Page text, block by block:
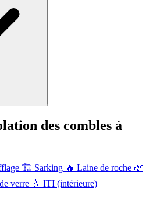
des combles à
🏗️ Sarking 🔥 Laine de roche 🌿
verre 💧 ITI (intérieure)